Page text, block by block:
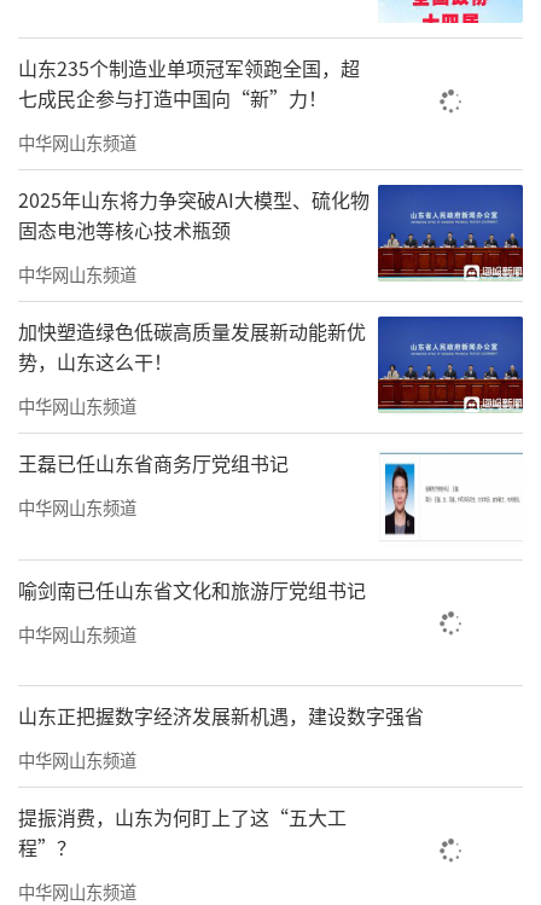
山东235个制造业单项冠军领跑全国，超
七成民企参与打造中国向“新”力！
中华网山东频道
2025年山东将力争突破AI大模型、硫化物
固态电池等核心技术瓶颈
中华网山东频道
加快塑造绿色低碳高质量发展新动能新优
势，山东这么干！
中华网山东频道
王磊已任山东省商务厅党组书记
中华网山东频道
喻剑南已任山东省文化和旅游厅党组书记
中华网山东频道
山东正把握数字经济发展新机遇，建设数字强省
中华网山东频道
提振消费，山东为何盯上了这“五大工
程”？
中华网山东频道